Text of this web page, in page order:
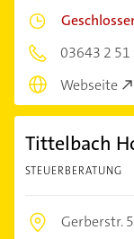
03643 2 51
Webseite
Tittelbach
STEUERBERATUNG
Gerberstr.